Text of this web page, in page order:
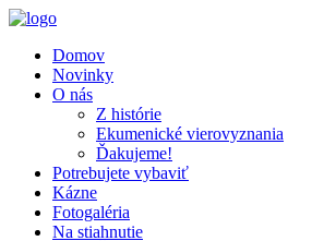
Domov
Novinky
O nás
Z histórie
Ekumenické vierovyznania
Ďakujeme!
Potrebujete vybaviť
Kázne
Fotogaléria
Na stiahnutie